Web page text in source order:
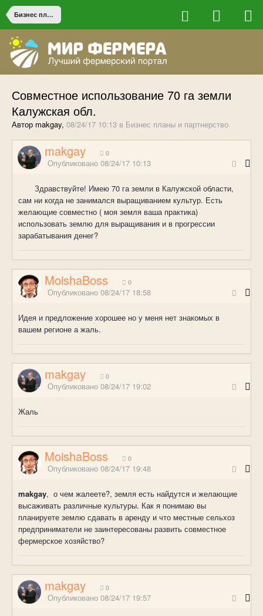
Бизнес планы и партнерство
Совместное использование 70 га земли
Калужская обл.
Автор makgay, 08/24/17 10:13 в Бизнес планы и партнерство
makgay 0
Опубликовано 08/24/17 10:13
Здравствуйте! Имею 70 га земли в Калужской области,
сам ни когда не занимался выращиванием культур. Есть
желающие совместно ( моя земля ваша практика)
использовать землю для выращивания и в прогрессии
зарабатывания денег?
MoishaBoss 0
Опубликовано 08/24/17 18:58
Идея и предложение хорошее но у меня нет знакомых в
вашем регионе а жаль.
makgay 0
Опубликовано 08/24/17 19:02
Жаль
MoishaBoss 0
Опубликовано 08/24/17 19:48
makgay, о чем жалеете?, земля есть найдутся и желающие
высаживать различные культуры. Как я понимаю вы
планируете землю сдавать в аренду и что местные сельхоз
предприниматели не заинтересованы развить совместное
фермерское хозяйство?
makgay 0
Опубликовано 08/24/17 19:57